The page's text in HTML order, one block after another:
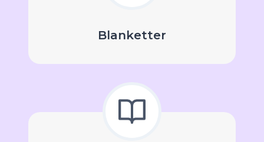
Blanketter